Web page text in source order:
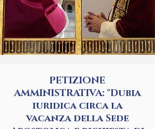
PETIZIONE
AMMINISTRATIVA: "Dubia
iuridica circa la
vacanza della Sede